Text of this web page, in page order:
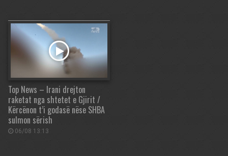
Top News – Irani drejton
raketat nga shtetet e Gjirit /
Kërcënon t’i godasë nëse SHBA
sulmon sërish
06/08 13:13